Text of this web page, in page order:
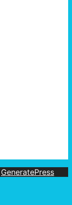
GeneratePress